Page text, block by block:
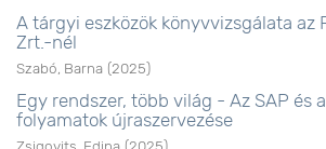
A tárgyi eszközök könyvvizsgálata az
Zrt.-nél
Szabó, Barna (2025)
Egy rendszer, több világ - Az SAP és
folyamatok újraszervezése